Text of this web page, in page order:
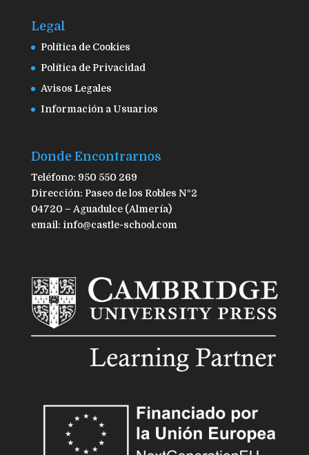
Legal
Política de Cookies
Política de Privacidad
Avisos Legales
Información a Usuarios
Donde Encontrarnos
Teléfono: 950 550 269
Dirección: Paseo de los Robles Nº2
04720 – Aguadulce (Almería)
email: info@castle-school.com